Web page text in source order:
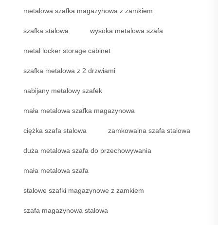
metalowa szafka magazynowa z zamkiem
szafka stalowa wysoka metalowa szafa
metal locker storage cabinet
szafka metalowa z 2 drzwiami
nabijany metalowy szafek
mała metalowa szafka magazynowa
ciężka szafa stalowa zamkowalna szafa stalowa
duża metalowa szafa do przechowywania
mała metalowa szafa
stalowe szafki magazynowe z zamkiem
szafa magazynowa stalowa